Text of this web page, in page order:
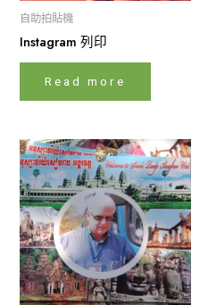
自助拍貼機
Instagram 列印
Read more